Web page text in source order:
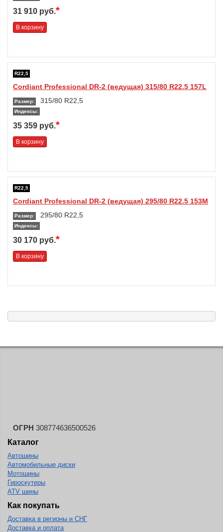
31 910 руб.*
В корзину
R22,5
Cordiant Professional DR-2 (ведущая) 315/80 R22.5 157L
Размер: 315/80 R22,5
Индексы:
35 359 руб.*
В корзину
R22,5
Cordiant Professional DR-2 (ведущая) 295/80 R22.5 153M
Размер: 295/80 R22,5
Индексы:
30 170 руб.*
В корзину
ОГРН 308774636500526
Каталог
Автошины
Автомобильные диски
Мотошины
Гироскутеры
ATV шины
Как покупать
Доставка в регионы и СНГ
Доставка и оплата